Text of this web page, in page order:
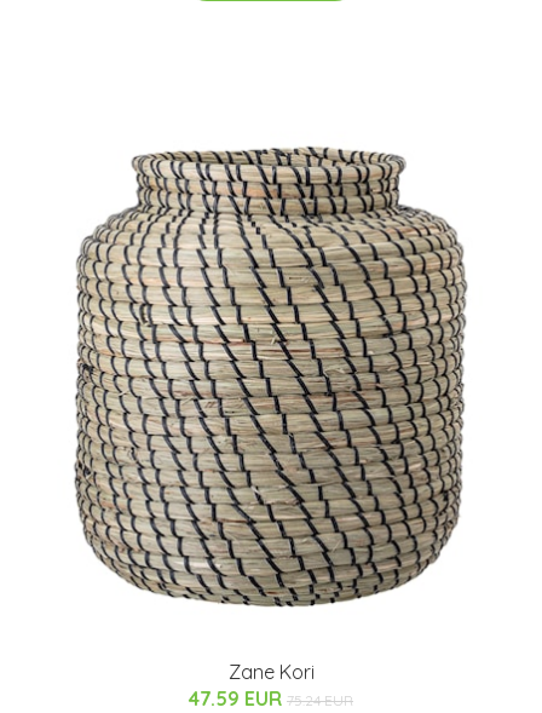
Zane Kori
47.59 EUR 75.24 EUR